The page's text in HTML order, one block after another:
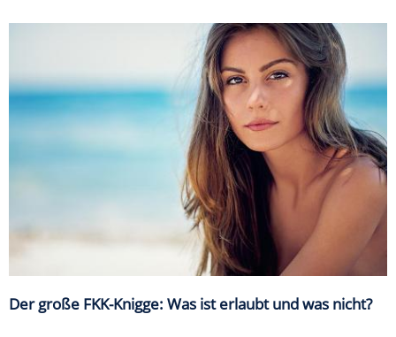
Der große FKK-Knigge: Was ist erlaubt und was nicht?